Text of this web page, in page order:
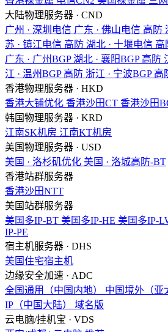
大陆物理服务器 · CND
广州 · 深圳电信 广东 · 佛山电信 高防
苏 · 镇江电信 高防 湖北 · 十堰电信 高
广东 · 广州BGP 湖北 · 襄阳BGP 高防
江 · 温州BGP 高防 浙江 · 宁波BGP 高
香港物理服务器 · HKD
香港大铺优化 香港沙田CT 香港沙田
韩国物理服务器 · KRD
江南SK机房 江南KT机房
美国物理服务器 · USD
美国 · 洛杉矶优化 美国 · 洛城高防-BT
香港站群服务器
香港沙田NTT
美国站群服务器
美国多IP-BT 美国多IP-HE 美国多IP-
IP-PE
宿主机服务器 · DHS
美国住宅宿主机
边缘安全加速 · ADC
全国通用（中国内地）
中国境外（亚
IP（中国大陆）
域名版
云电脑/挂机宝 · VDS